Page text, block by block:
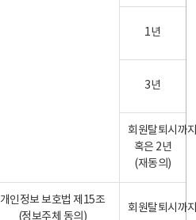
1년
3년
회원탈퇴시까
혹은 2년
(재동의)
개인정보 보호법 제15조
(정보주체 동의)
회원탈퇴시까